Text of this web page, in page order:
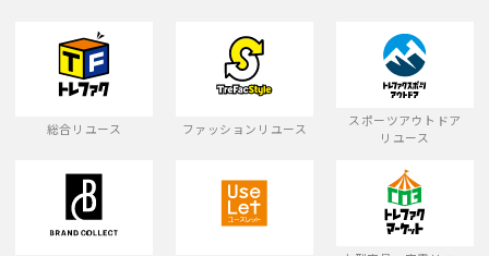
総合リユース ファッションリユース
スポーツアウトドア
リユース